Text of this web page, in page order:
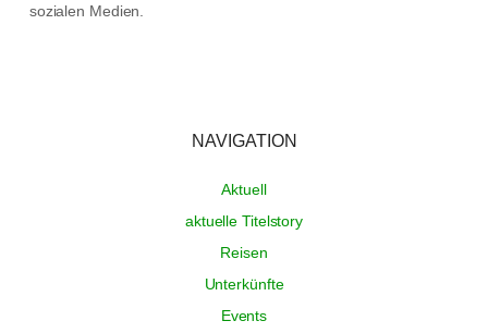
sozialen Medien.
NAVIGATION
Aktuell
aktuelle Titelstory
Reisen
Unterkünfte
Events